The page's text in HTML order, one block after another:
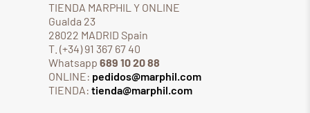
TIENDA MARPHIL Y ONLINE
Gualda 23
28022 MADRID Spain
T. (+34) 91 367 67 40
Whatsapp 689 10 20 88
ONLINE: pedidos@marphil.com
TIENDA: tienda@marphil.com